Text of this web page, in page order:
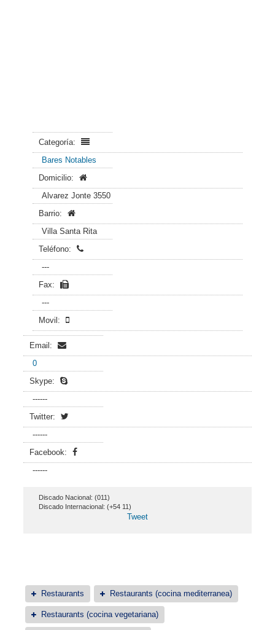
Categoría:
Bares Notables
Domicilio:
Alvarez Jonte 3550
Barrio:
Villa Santa Rita
Teléfono:
---
Fax:
---
Movil:
Email:
0
Skype:
------
Twitter:
------
Facebook:
------
Discado Nacional: (011)
Discado Internacional: (+54 11)
Tweet
Restaurants Restaurants (cocina mediterranea)
Restaurants (cocina vegetariana)